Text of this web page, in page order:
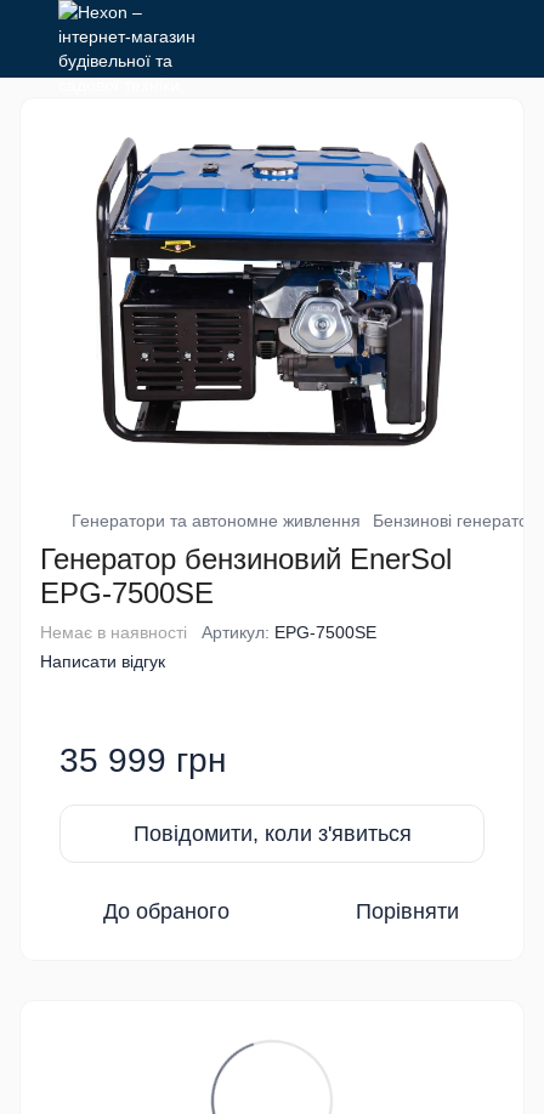
Генератори та автономне живлення Бензинові
Генератор бензиновий EnerSol
EPG-7500SE
Немає в наявності Артикул: EPG-7500SE
Написати відгук
35 999 грн
Повідомити, коли з'явиться
До обраного Порівняти